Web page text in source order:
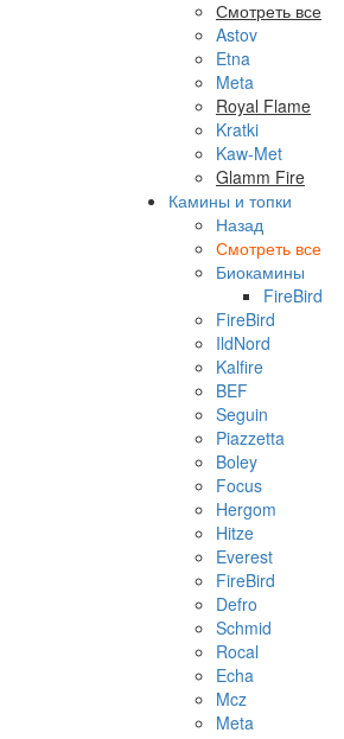
Смотреть все
Astov
Etna
Meta
Royal Flame
Kratki
Kaw-Met
Glamm Fire
Камины и топки
Назад
Смотреть все
Биокамины
FireBird
FireBird
IldNord
Kalfire
BEF
Seguin
Piazzetta
Boley
Focus
Hergom
Hitze
Everest
FireBird
Defro
Schmid
Rocal
Echa
Mcz
Meta